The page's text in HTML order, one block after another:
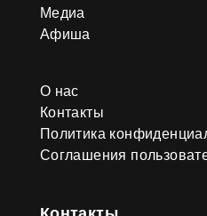
Медиа
Афиша
О нас
Контакты
Политика
Соглашения